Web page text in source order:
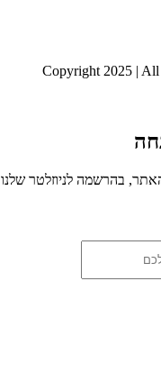
בהרשמה לניוזלטר שלנו